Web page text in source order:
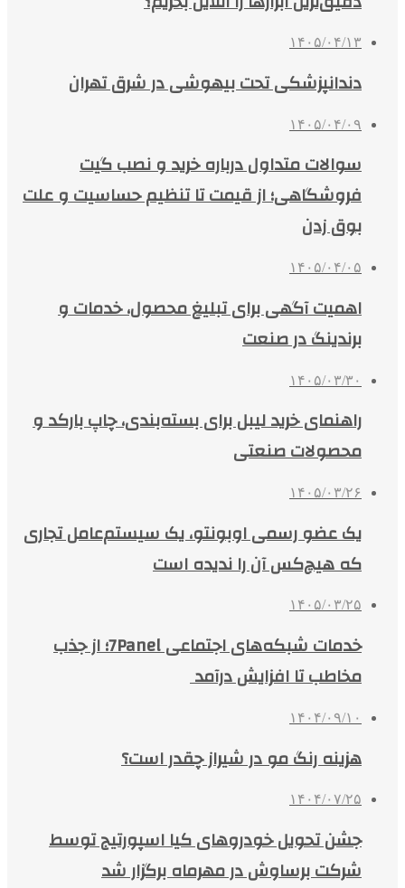
۱۴۰۵/۰۴/۱۳
دندانپزشکی تحت بیهوشی در شرق تهران
۱۴۰۵/۰۴/۰۹
سوالات متداول درباره خرید و نصب گیت
فروشگاهی؛ از قیمت تا تنظیم حساسیت و علت
بوق زدن
۱۴۰۵/۰۴/۰۵
اهمیت آگهی برای تبلیغ محصول، خدمات و
برندینگ در صنعت
۱۴۰۵/۰۳/۳۰
راهنمای خرید لیبل برای بسته‌بندی، چاپ بارکد و
محصولات صنعتی
۱۴۰۵/۰۳/۲۶
یک عضو رسمی اوبونتو، یک سیستم‌عامل تجاری
که هیچ‌کس آن را ندیده است
۱۴۰۵/۰۳/۲۵
خدمات شبکه‌های اجتماعی 7Panel؛ از جذب
مخاطب تا افزایش درآمد
۱۴۰۴/۰۹/۱۰
هزینه رنگ مو در شیراز چقدر است؟
۱۴۰۴/۰۷/۲۵
جشن تحویل خودروهای کیا اسپورتیج توسط
شرکت برساوش در مهرماه برگزار شد